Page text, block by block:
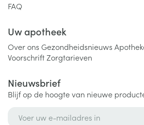
FAQ
Uw apotheek
Over ons Gezondheidsnieuws
VoorschriftZorgtarieven
Nieuwsbrief
Blijf op de hoogte van nieuwe